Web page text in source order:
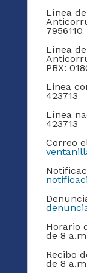
Línea
7956110
Línea
PBX:
Linea
423713
Línea
423713
Correo
Horario
de 8
Recibo
de 8